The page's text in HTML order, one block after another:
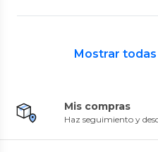
Mostrar
Mis compras
Haz seguimiento y